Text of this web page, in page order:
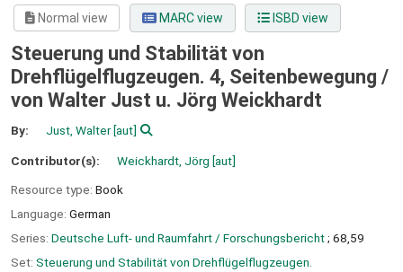
Normal view MARC view ISBD view
Steuerung und Stabilität von
Drehflügelflugzeugen. 4, Seitenbewegung /
von Walter Just u. Jörg Weickhardt
By: Just, Walter[aut]
Contributor(s): Weickhardt, Jörg [aut]
Resource type: Book
Language: German
Series: Deutsche Luft- und Raumfahrt / Forschungsbericht; 68,59
Set: Steuerung und Stabilität von Drehflügelflugzeugen.